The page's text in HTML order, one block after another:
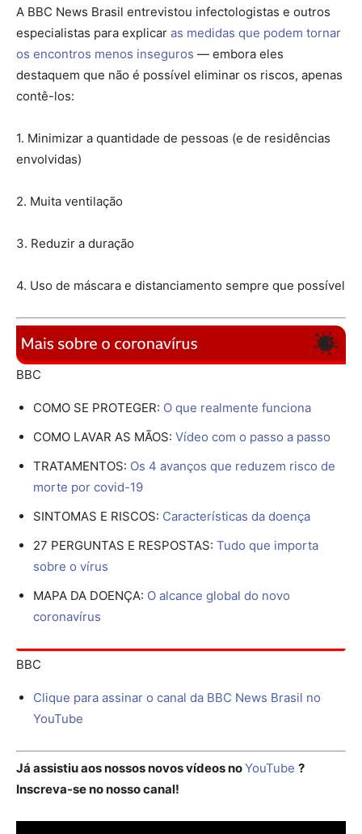
A BBC News Brasil entrevistou infectologistas e outros
especialistas para explicar as medidas que podem tornar
os encontros menos inseguros — embora eles
destaquem que não é possível eliminar os riscos, apenas
contê-los:
1. Minimizar a quantidade de pessoas (e de residências
envolvidas)
2. Muita ventilação
3. Reduzir a duração
4. Uso de máscara e distanciamento sempre que possível
BBC
COMO SE PROTEGER: O que realmente funciona
COMO LAVAR AS MÃOS: Vídeo com o passo a passo
TRATAMENTOS: Os 4 avanços que reduzem risco de
morte por covid-19
SINTOMAS E RISCOS: Características da doença
27 PERGUNTAS E RESPOSTAS: Tudo que importa
sobre o vírus
MAPA DA DOENÇA: O alcance global do novo
coronavírus
BBC
Clique para assinar o canal da BBC News Brasil no
YouTube
Já assistiu aos nossos novos vídeos noYouTube ?
Inscreva-se no nosso canal!